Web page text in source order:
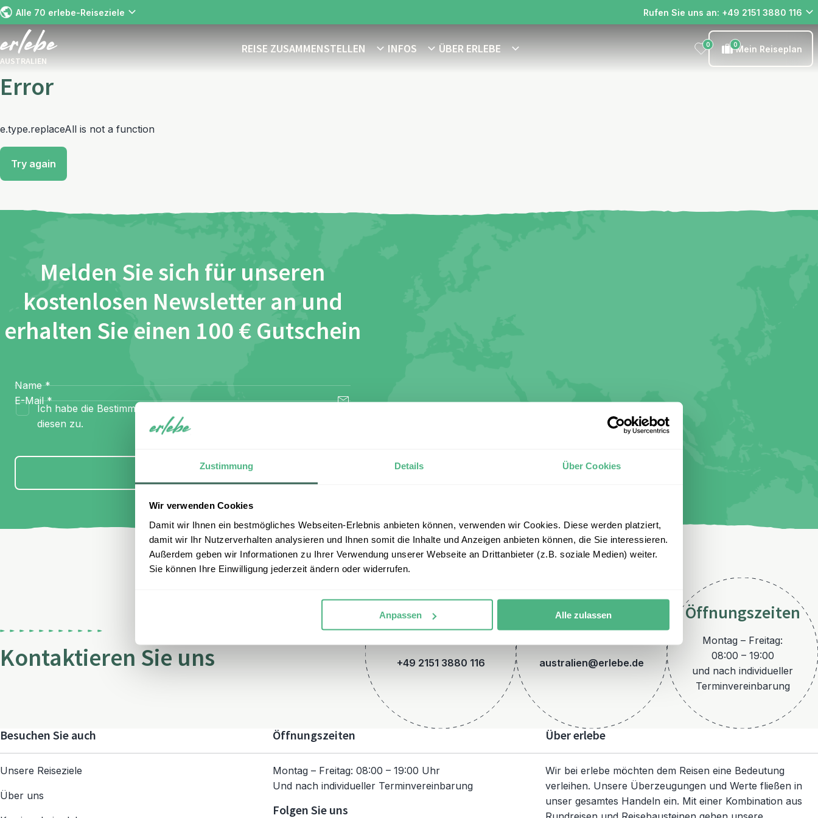
Zustimmung Details Über Cookies
Wir verwenden Cookies
Damit wir Ihnen ein bestmögliches Webseiten-Erlebnis anbieten können, verwenden wir Cookies. Diese werden platziert,
damit wir Ihr Nutzerverhalten analysieren und Ihnen somit die Inhalte und Anzeigen anbieten können, die Sie interessieren.
Außerdem geben wir Informationen zu Ihrer Verwendung unserer Webseite an Drittanbieter (z.B. soziale Medien) weiter.
Sie können Ihre Einwilligung jederzeit ändern oder widerrufen.
Anpassen Alle zulassen
Alle 70 erlebe-Reiseziele Rufen Sie uns an: +49 2151 3880 116
AUSTRALIEN
REISE ZUSAMMENSTELLEN INFOS ÜBER ERLEBE 0 0Mein Reiseplan
Error
e.type.replaceAll is not a function
Try again
Melden Sie sich für unseren
kostenlosen Newsletter an und
erhalten Sie einen 100 € Gutschein
Name *
E-Mail *
Ich habe die Bestimmungen zum
diesen zu.
Anmelden
Kontaktieren Sie uns
Telefon
+49 2151 3880 116
E-Mail
australien@erlebe.de
Öffnungszeiten
Montag – Freitag:
08:00 – 19:00
und nach individueller
Terminvereinbarung
Besuchen Sie auch
Unsere Reiseziele
Über uns
Öffnungszeiten
Montag – Freitag: 08:00 – 19:00 Uhr
Und nach individueller Terminvereinbarung
Folgen Sie uns
Über erlebe
Wir bei erlebe möchten dem Reisen eine Bedeutung
verleihen. Unsere Überzeugungen und Werte fließen in
unser gesamtes Handeln ein. Mit einer Kombination aus